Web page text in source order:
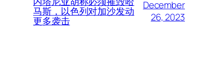
马斯，以色列对加沙发动
更多袭击
December
26, 2023